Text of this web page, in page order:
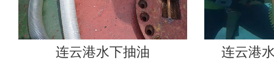
连云港水下抽油 连云港